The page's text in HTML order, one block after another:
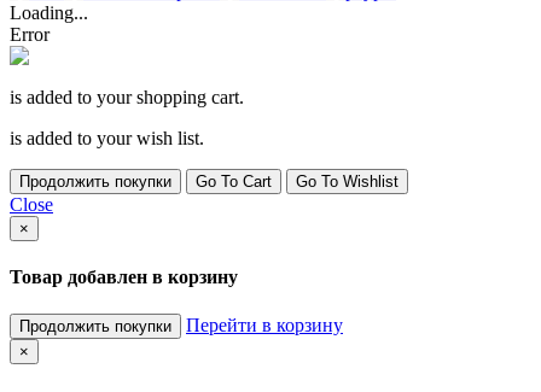
Loading...
Error
is added to your shopping cart.
is added to your wish list.
Продолжить покупки Go To Cart Go To Wishlist
Close
×
Товар добавлен в корзину
Продолжить покупки Перейти в корзину
×